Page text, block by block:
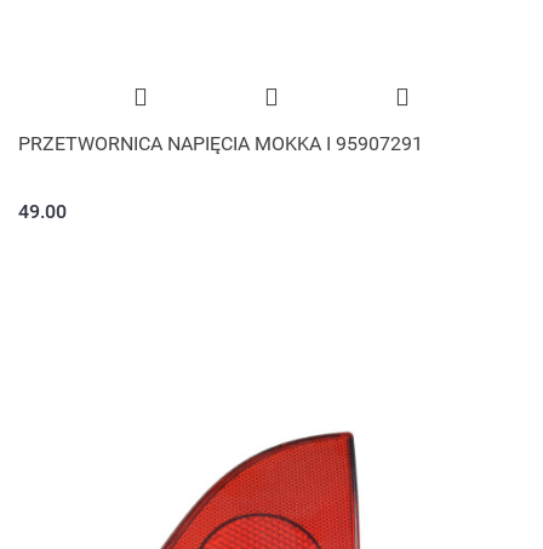
PRZETWORNICA NAPIĘCIA MOKKA I 95907291
49.00